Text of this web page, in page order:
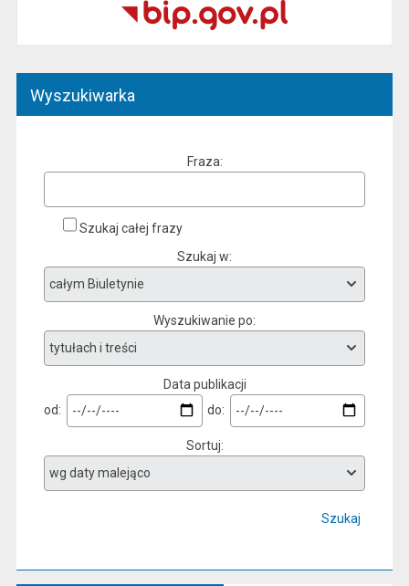
Wyszukiwarka
Fraza
Szukaj całej frazy
Szukaj w
Wyszukiwanie po
Data publikacji
od:
do:
Sortuj
Szukaj